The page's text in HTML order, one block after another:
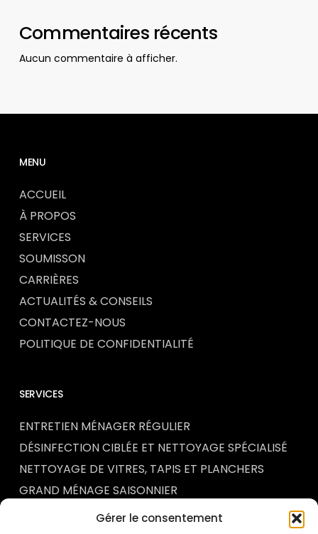
Gérer le consentement
Commentaires récents
Aucun commentaire à afficher.
MENU
ACCUEIL
À PROPOS
SERVICES
SOUMISSON
CARRIÈRES
ACTUALITÉS & CONSEILS
CONTACTEZ-NOUS
POLITIQUE DE CONFIDENTIALITÉ
SERVICES
ENTRETIEN MÉNAGER RÉGULIER
DÉSINFECTION CIBLÉE ET NETTOYAGE SPÉCIALISÉ
NETTOYAGE DE VITRES, TAPIS ET PLANCHERS
GRAND MÉNAGE SAISONNIER
SERVICES PERSONNALISÉS